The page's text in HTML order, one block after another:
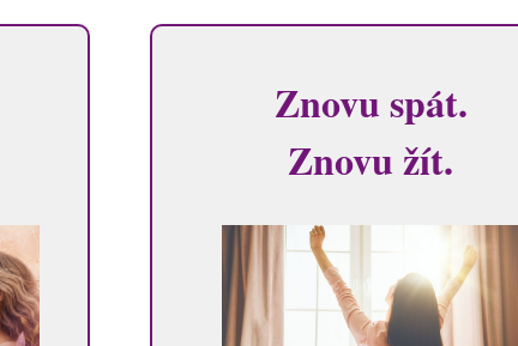
Znovu spát.
Znovu žít.